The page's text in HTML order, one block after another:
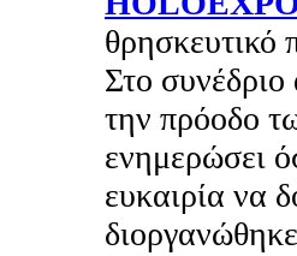
θρησκευτικό
Στο
την πρόοδο
ενημερώσει
ευκαιρία να